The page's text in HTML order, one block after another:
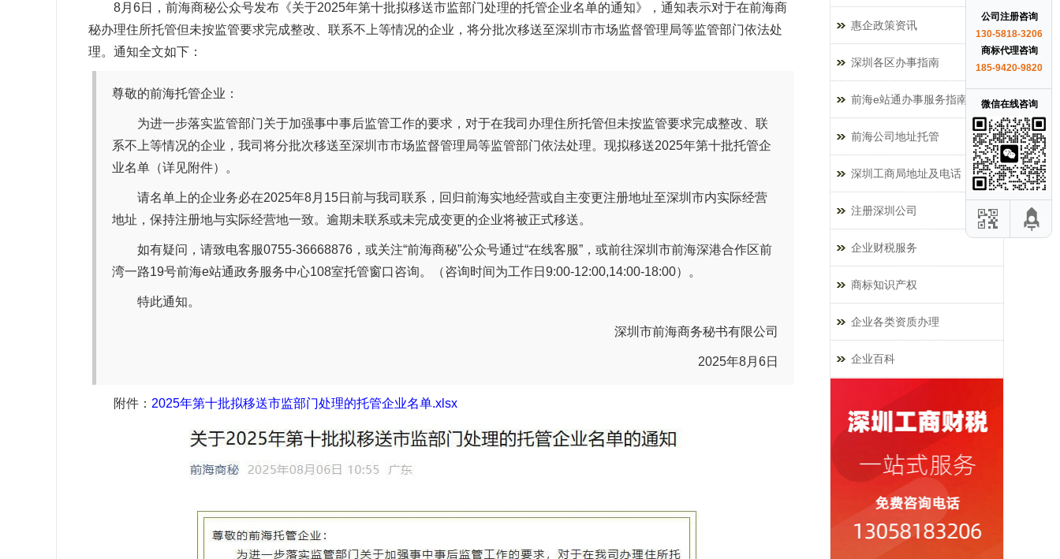
惠企政策资讯
深圳各区办事指南
前海e站通办事服务指南
前海公司地址托管
深圳工商局地址及电话
注册深圳公司
企业财税服务
商标知识产权
企业各类资质办理
企业百科
8月6日，前海商秘公众号发布《关于2025年第十批拟移送市监部门处理的托管企业名单的通知》，通知表示对于在前海商
秘办理住所托管但未按监管要求完成整改、联系不上等情况的企业，将分批次移送至深圳市市场监督管理局等监管部门依法处
理。通知全文如下：
尊敬的前海托管企业：
为进一步落实监管部门关于加强事中事后监管工作的要求，对于在我司办理住所托管但未按监管要求完成整改、联
系不上等情况的企业，我司将分批次移送至深圳市市场监督管理局等监管部门依法处理。现拟移送2025年第十批托管企
业名单（详见附件）。
请名单上的企业务必在2025年8月15日前与我司联系，回归前海实地经营或自主变更注册地址至深圳市内实际经营
地址，保持注册地与实际经营地一致。逾期未联系或未完成变更的企业将被正式移送。
如有疑问，请致电客服0755-36668876，或关注“前海商秘”公众号通过“在线客服”，或前往深圳市前海深港合作区前
湾一路19号前海e站通政务服务中心108室托管窗口咨询。（咨询时间为工作日9:00-12:00,14:00-18:00）。
特此通知。
深圳市前海商务秘书有限公司
2025年8月6日
附件： 2025年第十批拟移送市监部门处理的托管企业名单.xlsx
公司注册咨询
130-5818-3206
商标代理咨询
185-9420-9820
微信在线咨询